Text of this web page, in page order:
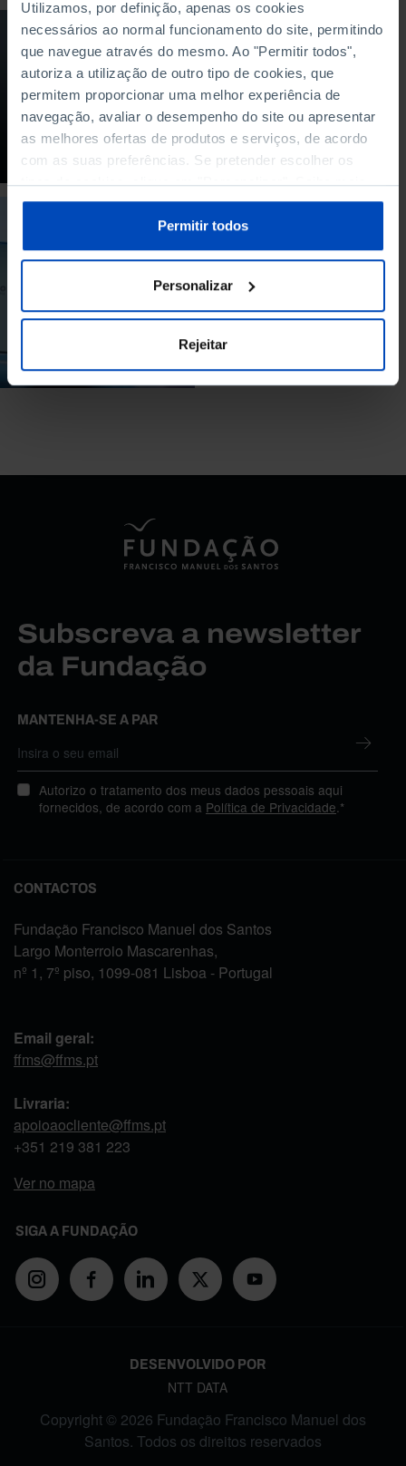
Utilizamos, por definição, apenas os cookies
necessários ao normal funcionamento do site, permitindo
que navegue através do mesmo. Ao "Permitir todos",
autoriza a utilização de outro tipo de cookies, que
permitem proporcionar uma melhor experiência de
navegação, avaliar o desempenho do site ou apresentar
as melhores ofertas de produtos e serviços, de acordo
com as suas preferências. Se pretender escolher os
tipos de cookies, clique em "Personalizar". Saiba mais
sobre cookies através da gestão de preferências ou da
Política de Cookies.
Permitir todos
Personalizar
Rejeitar
PODCAST
De que rumo precisa
a educação em
Portugal?
05/09/2023
55 MIN
Impactos sociais:
atuais e evitar os
50 MIN
Subscreva a newsletter
da Fundação
MANTENHA-SE A PAR
Autorizo o tratamento dos meus dados pessoais aqui
fornecidos, de acordo com a Política de Privacidade .*
CONTACTOS
Fundação Francisco Manuel dos Santos
Largo Monterroio Mascarenhas,
nº 1, 7º piso, 1099-081 Lisboa - Portugal
Email geral:
ffms@ffms.pt
Livraria:
apoioaocliente@ffms.pt
+351 219 381 223
Ver no mapa
SIGA A FUNDAÇÃO
DESENVOLVIDO POR
NTT DATA
Copyright © 2026 Fundação Francisco Manuel dos
Santos. Todos os direitos reservados